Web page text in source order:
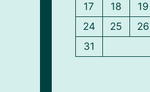
17
18 19
24
25 26
31